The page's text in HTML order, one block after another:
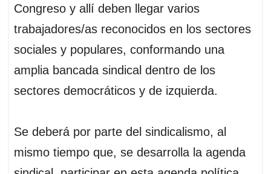
Congreso y allí deben llegar varios
trabajadores/as reconocidos en los sectores
sociales y populares, conformando una
amplia bancada sindical dentro de los
sectores democráticos y de izquierda.
Se deberá por parte del sindicalismo, al
mismo tiempo que, se desarrolla la agenda